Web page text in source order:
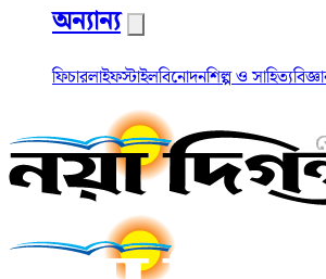
অন্যান্য
ফিচারলাইফস্টাইলবিনোদনশিল্প ও সাহিত্য